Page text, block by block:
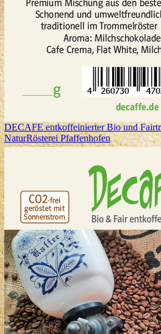
DECAFE entkoffeinierter Bio und
NaturRösterei Pfaffenhofen